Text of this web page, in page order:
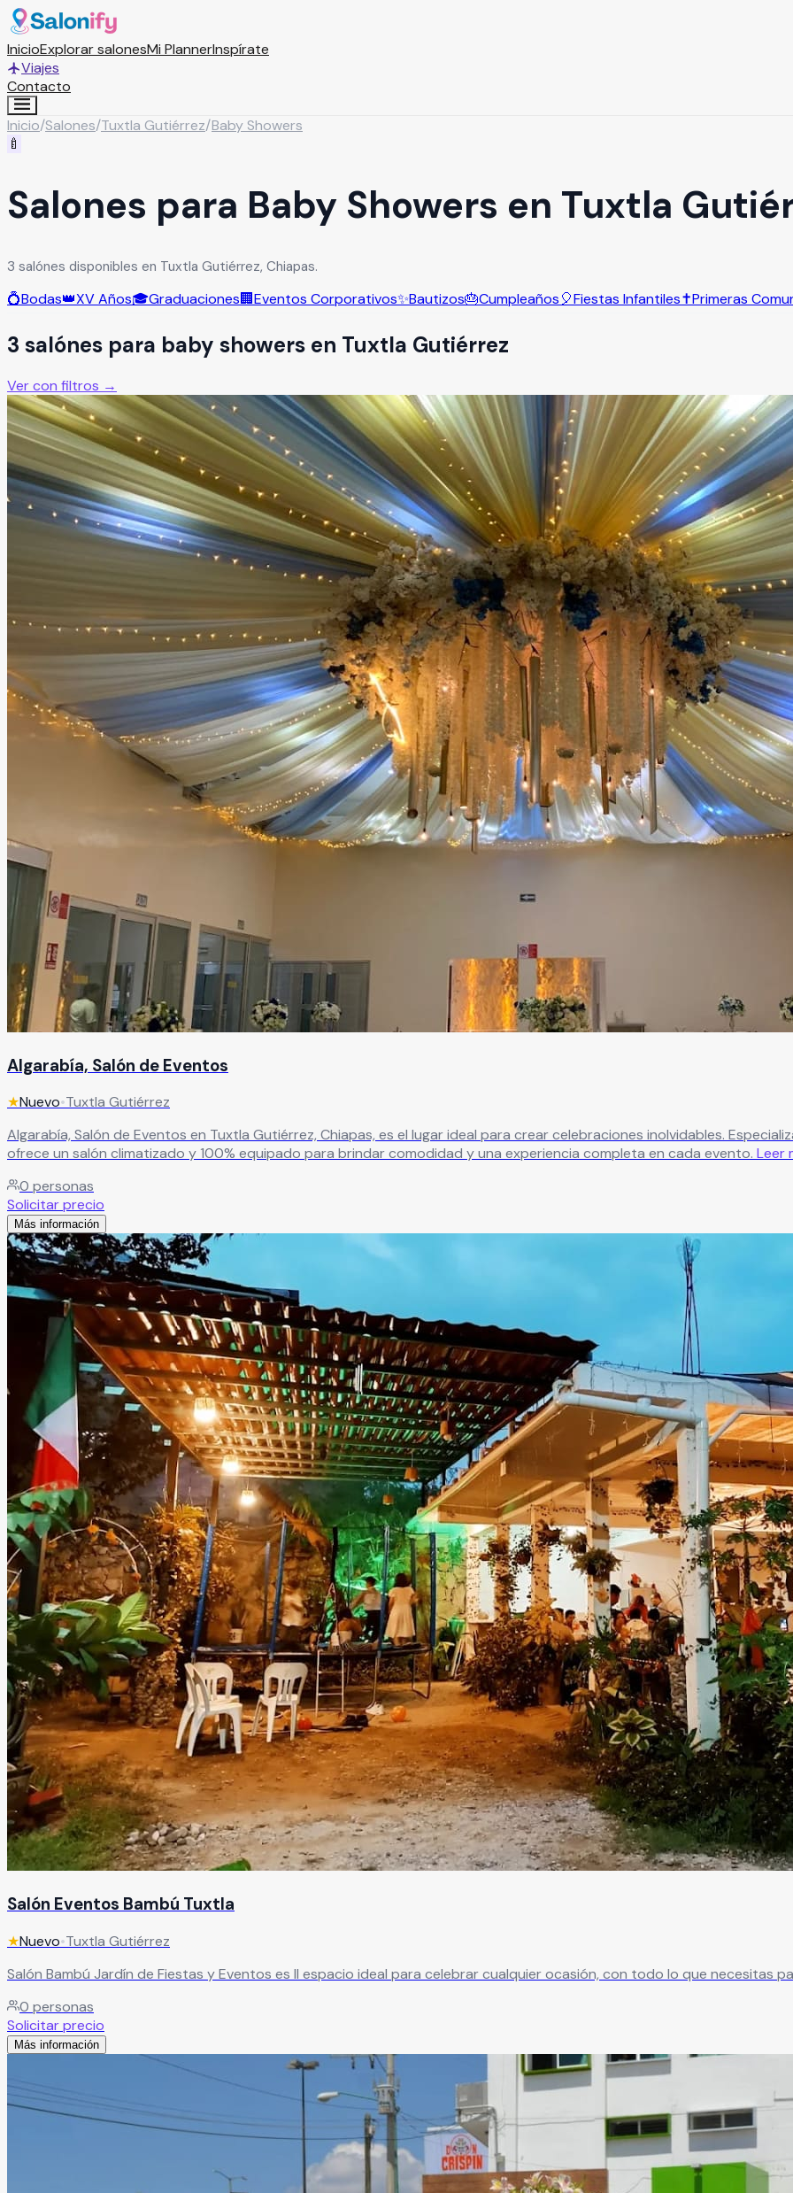
InicioExplorar salonesMi PlannerInspírate
Viajes
Contacto
Inicio/Salones/Tuxtla Gutiérrez/Baby Showers
🍼
Salones para Baby Showers en Tuxtla
3 salónes disponibles en Tuxtla Gutiérrez, Chiapas.
💍Bodas👑XV Años🎓Graduaciones🏢Eventos Corporativos✨Bautizos🎂Cumpleaños🎈Fiestas Infantiles✝️Primeras
3 salónes para baby showers en Tuxtla Gutiérrez
Ver con filtros →
Algarabía, Salón de Eventos
★Nuevo•Tuxtla Gutiérrez
Algarabía, Salón de Eventos en Tuxtla Gutiérrez, Chiapas, es el lugar ideal para crear celebraciones inolvidables. Especializado en fiestas infantiles, bautizos, XV años, bodas y más,
ofrece un salón climatizado y 100% equipado para brindar comodidad y una experiencia completa en cada evento. Leer
0 personas
Solicitar precio
Más información
Salón Eventos Bambú Tuxtla
★Nuevo•Tuxtla Gutiérrez
Salón Bambú Jardín de Fiestas y Eventos es ll espacio ideal para celebrar cualquier ocasión, con todo lo que necesitas
0 personas
Solicitar precio
Más información